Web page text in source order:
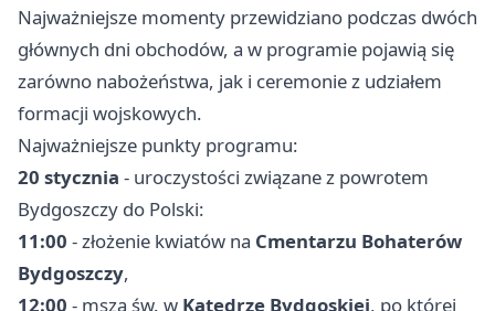
Najważniejsze momenty przewidziano podczas dwóch
głównych dni obchodów, a w programie pojawią się
zarówno nabożeństwa, jak i ceremonie z udziałem
formacji wojskowych.
Najważniejsze punkty programu:
20 stycznia - uroczystości związane z powrotem
Bydgoszczy do Polski:
11:00 - złożenie kwiatów na Cmentarzu Bohaterów
Bydgoszczy,
12:00 - msza św. w Katedrze Bydgoskiej, po której